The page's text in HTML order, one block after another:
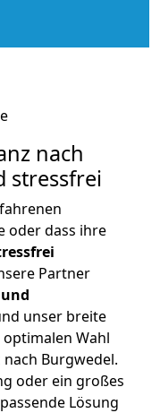
nach
stressfrei
oder dass ihre
Partner
unser breite
Wahl
Burgwedel.
oder ein großes
Lösung